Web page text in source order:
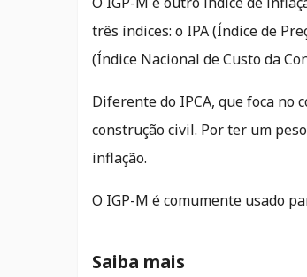
três índices: o IPA (Índice de
(Índice Nacional de Custo da
Diferente do IPCA, que foca no
construção civil. Por ter um
inflação.
O IGP-M é comumente usado
Saiba mais